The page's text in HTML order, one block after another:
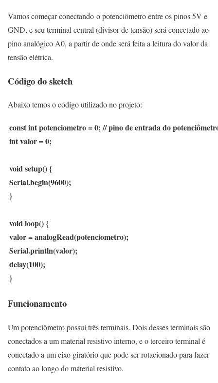
Vamos começar conectando o potenciômetro entre os pinos 5V e
GND, e seu terminal central (divisor de tensão) será conectado ao
pino analógico A0, a partir de onde será feita a leitura do valor da
tensão elétrica.
Código do sketch
Abaixo temos o código utilizado no projeto:
const int potenciometro = 0;// pino de entrada do
int valor = 0;
void setup() {
Serial.begin(9600);
}
void loop() {
valor = analogRead(potenciometro);
Serial.println(valor);
delay(100);
}
Funcionamento
Um potenciômetro possui três terminais. Dois desses terminais são
conectados a um material resistivo interno, e o terceiro terminal é
conectado a um eixo giratório que pode ser rotacionado para fazer
contato ao longo do material resistivo.